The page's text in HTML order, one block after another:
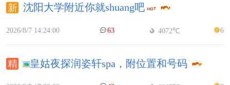
沈阳大学附近你就shuang吧
2026/8/7 14:24:00 63 4072℃ 6
皇姑夜探润姿轩spa，附位置和号码